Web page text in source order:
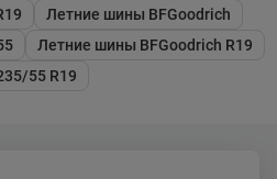
Летние шины BFGoodrich
Летние шины BFGoodrich R19
55 R19